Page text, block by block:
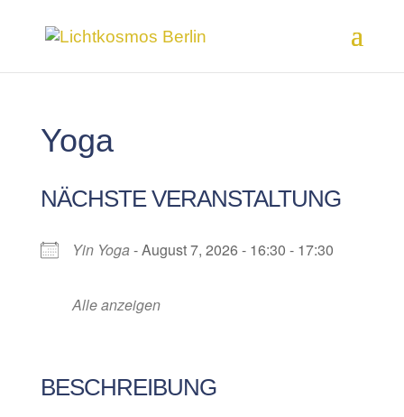
Yoga
NÄCHSTE VERANSTALTUNG
Yin Yoga- August 7, 2026 - 16:30 - 17:30
Alle anzeigen
BESCHREIBUNG